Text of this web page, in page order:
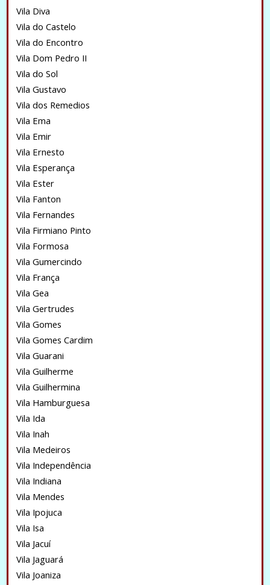
Vila Diva
Vila do Castelo
Vila do Encontro
Vila Dom Pedro II
Vila do Sol
Vila Gustavo
Vila dos Remedios
Vila Ema
Vila Emir
Vila Ernesto
Vila Esperança
Vila Ester
Vila Fanton
Vila Fernandes
Vila Firmiano Pinto
Vila Formosa
Vila Gumercindo
Vila França
Vila Gea
Vila Gertrudes
Vila Gomes
Vila Gomes Cardim
Vila Guarani
Vila Guilherme
Vila Guilhermina
Vila Hamburguesa
Vila Ida
Vila Inah
Vila Medeiros
Vila Independência
Vila Indiana
Vila Mendes
Vila Ipojuca
Vila Isa
Vila Jacuí
Vila Jaguará
Vila Joaniza